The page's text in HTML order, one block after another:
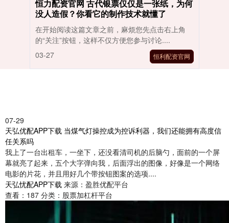
恒力配资官网 古代银票仅仅是一张纸，为何
没人造假？你看它的制作技术就懂了
在开始阅读这篇文章之前，麻烦您先点击右上角
的“关注”按钮，这样不仅方便您参与讨论....
03-27
恒利配资官网
07-29
天弘优配APP下载 当煤气灯操控成为控诉利器，我们还能拥有高度信
任关系吗
我上了一台出租车，一坐下，还没看清司机的后脑勺，面前的一个屏
幕就亮了起来，五个大字弹向我，后面浮出的图像，好像是一个网络
电影的片花，并且用好几个带按钮图案的选项....
天弘忧配APP下载 来源：盈胜优配平台
查看： 187 分类： 股票加杠杆平台